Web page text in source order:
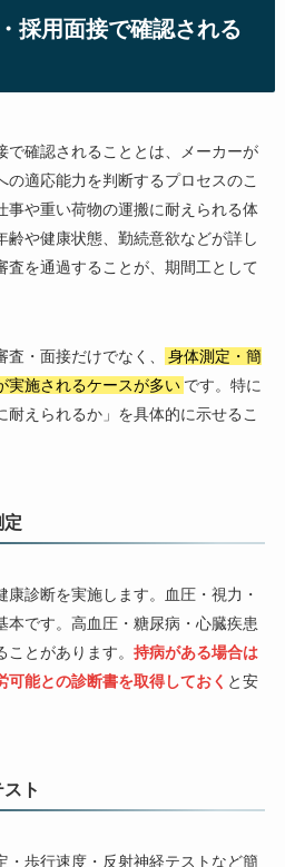
採用面接で確認される
で確認されることとは、メーカーが
の適応能力を判断するプロセスのこ
事や重い荷物の運搬に耐えられる体
齢や健康状態、勤続意欲などが詳し
査を通過することが、期間工として
・面接だけでなく、
身体測定・簡
実施されるケースが多い です。特に
えられるか」を具体的に示せるこ
定
診断を実施します。血圧・視力・
本です。高血圧・糖尿病・心臓疾患
とがあります。 持病がある場合は
能との診断書を取得しておく と安
ト
・歩行速度・反射神経テストなど簡